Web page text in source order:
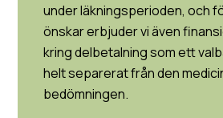
under läkningsperioden, och
önskar erbjuder vi även
kring delbetalning som ett
helt separerat från den
bedömningen.